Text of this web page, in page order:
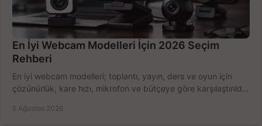
En İyi Webcam Modelleri İçin 2026 Seçim
Rehberi
En iyi webcam modelleri; toplantı, yayın, ders ve oyun için
çözünürlük, kare hızı, mikrofon ve bütçeye göre karşılaştırıldı.
5 Ağustos 2026